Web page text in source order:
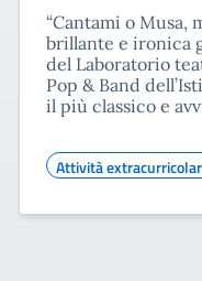
“Cantami o Musa,
brillante e ironica
del Laboratorio
Pop & Band
il più classico e
Attività